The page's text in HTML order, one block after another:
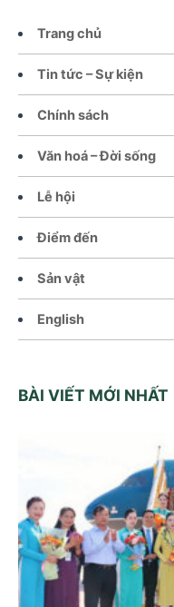
Trang chủ
Tin tức – Sự kiện
Chính sách
Văn hoá – Đời sống
Lễ hội
Điểm đến
Sản vật
English
BÀI VIẾT MỚI NHẤT